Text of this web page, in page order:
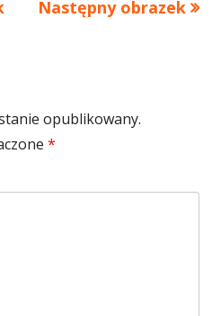
Następny obrazek
opublikowany.
*